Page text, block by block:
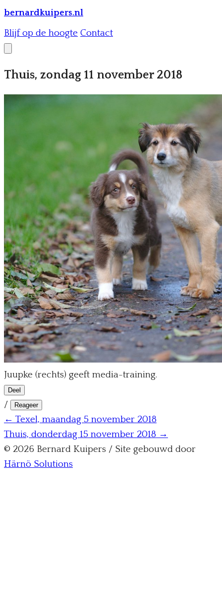
bernardkuipers.nl
Blijf op de hoogte Contact
Thuis, zondag 11 november 2018
Juupke (rechts) geeft media-training.
Deel
/ Reageer
← Texel, maandag 5 november 2018
Thuis, donderdag 15 november 2018 →
© 2026 Bernard Kuipers / Site gebouwd door
Härnö Solutions